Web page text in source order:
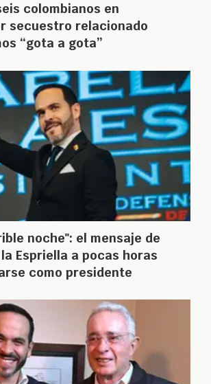
colombianos en
secuestro relacionado
“gota a gota”
noche": el mensaje de
Espriella a pocas horas
como presidente